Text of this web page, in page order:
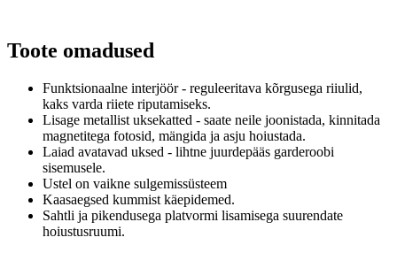
Toote omadused
Funktsionaalne interjöör - reguleeritava kõrgusega riiulid,
kaks varda riiete riputamiseks.
Lisage metallist uksekatted - saate neile joonistada, kinnitada
magnetitega fotosid, mängida ja asju hoiustada.
Laiad avatavad uksed - lihtne juurdepääs garderoobi
sisemusele.
Ustel on vaikne sulgemissüsteem
Kaasaegsed kummist käepidemed.
Sahtli ja pikendusega platvormi lisamisega suurendate
hoiustusruumi.